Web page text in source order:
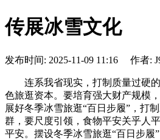
传展冰雪文化
发布时间: 2025-11-09 11:16 作者:
连系我省现实，打制质量过硬的
色旅逛资本。要培育强大财产规模
展好冬季冰雪旅逛“百日步履”，打
群，要尺度引领，食物平安关乎人
平安。摆设冬季冰雪旅逛“百日步履